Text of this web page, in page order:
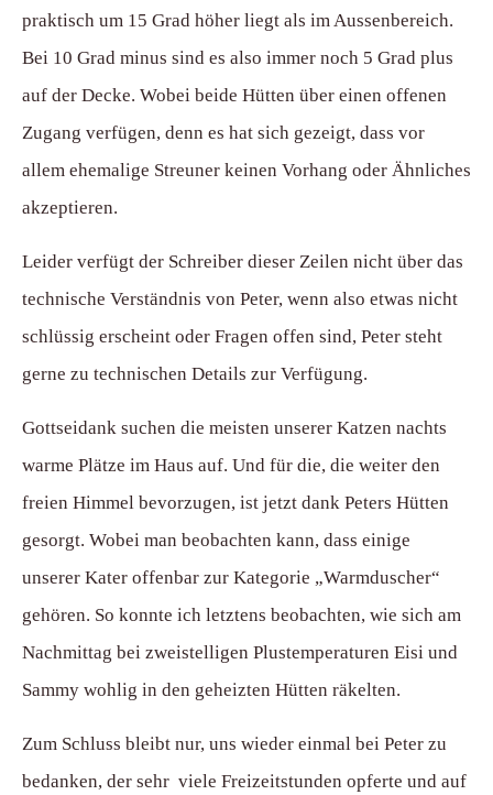
praktisch um 15 Grad höher liegt als im Aussenbereich.
Bei 10 Grad minus sind es also immer noch 5 Grad plus
auf der Decke. Wobei beide Hütten über einen offenen
Zugang verfügen, denn es hat sich gezeigt, dass vor
allem ehemalige Streuner keinen Vorhang oder Ähnliches
akzeptieren.
Leider verfügt der Schreiber dieser Zeilen nicht über das
technische Verständnis von Peter, wenn also etwas nicht
schlüssig erscheint oder Fragen offen sind, Peter steht
gerne zu technischen Details zur Verfügung.
Gottseidank suchen die meisten unserer Katzen nachts
warme Plätze im Haus auf. Und für die, die weiter den
freien Himmel bevorzugen, ist jetzt dank Peters Hütten
gesorgt. Wobei man beobachten kann, dass einige
unserer Kater offenbar zur Kategorie „Warmduscher“
gehören. So konnte ich letztens beobachten, wie sich am
Nachmittag bei zweistelligen Plustemperaturen Eisi und
Sammy wohlig in den geheizten Hütten räkelten.
Zum Schluss bleibt nur, uns wieder einmal bei Peter zu
bedanken, der sehr viele Freizeitstunden opferte und auf